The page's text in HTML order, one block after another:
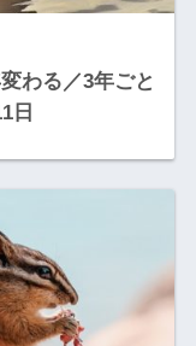
わる／3年ごと
日